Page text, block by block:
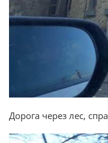
Дорога через лес,